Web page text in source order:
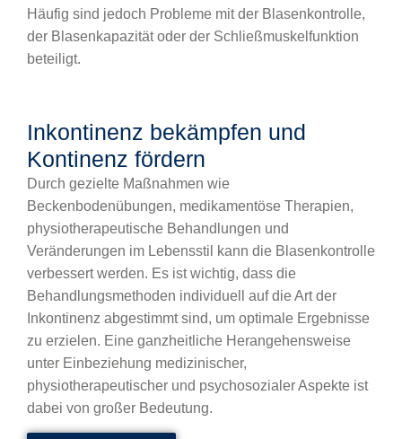
Häufig sind jedoch Probleme mit der Blasenkontrolle,
der Blasenkapazität oder der Schließmuskelfunktion
beteiligt.
Inkontinenz bekämpfen und
Kontinenz fördern
Durch gezielte Maßnahmen wie
Beckenbodenübungen, medikamentöse Therapien,
physiotherapeutische Behandlungen und
Veränderungen im Lebensstil kann die Blasenkontrolle
verbessert werden. Es ist wichtig, dass die
Behandlungsmethoden individuell auf die Art der
Inkontinenz abgestimmt sind, um optimale Ergebnisse
zu erzielen. Eine ganzheitliche Herangehensweise
unter Einbeziehung medizinischer,
physiotherapeutischer und psychosozialer Aspekte ist
dabei von großer Bedeutung.